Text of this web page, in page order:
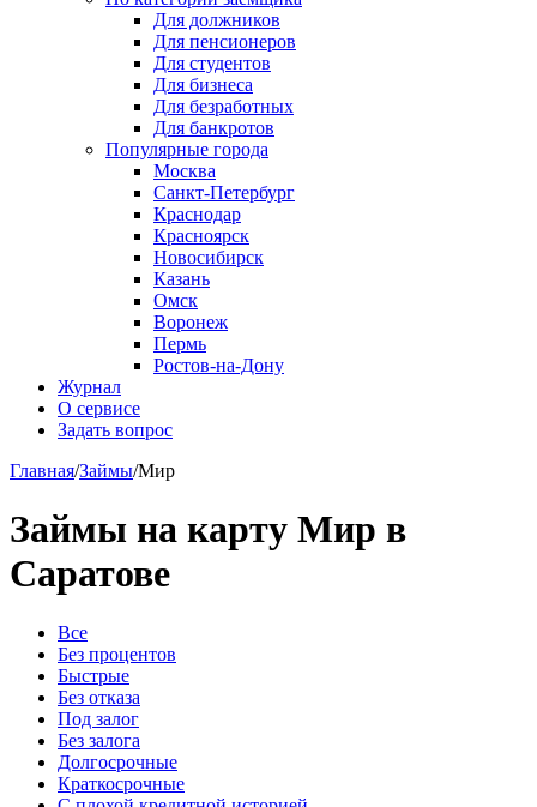
Для должников
Для пенсионеров
Для студентов
Для бизнеса
Для безработных
Для банкротов
Популярные города
Москва
Санкт-Петербург
Краснодар
Красноярск
Новосибирск
Казань
Омск
Воронеж
Пермь
Ростов-на-Дону
Журнал
О сервисе
Задать вопрос
Главная/Займы/Мир
Займы на карту Мир в
Саратове
Все
Без процентов
Быстрые
Без отказа
Под залог
Без залога
Долгосрочные
Краткосрочные